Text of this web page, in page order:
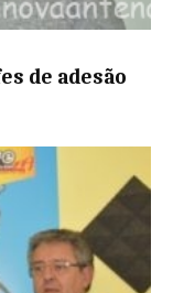
de adesão